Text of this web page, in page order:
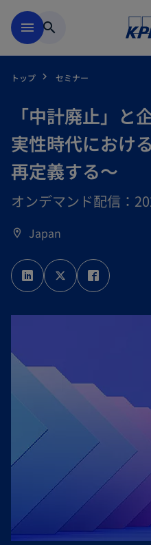
menu search
トップ セミナー
「中計廃止」と
実性時代におけ
再定義する～
オンデマンド配信：
location_on Japan
新
し
い
タ
新
し
い
タ
し
い